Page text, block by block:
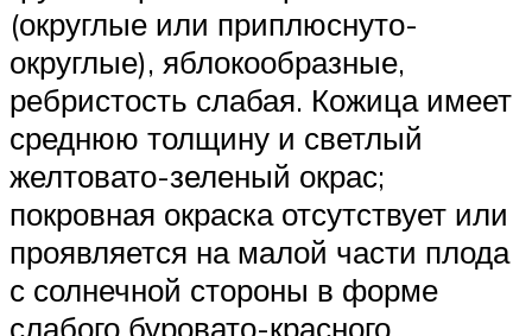
(округлые или приплюснуто-
округлые), яблокообразные,
ребристость слабая. Кожица имеет
среднюю толщину и светлый
желтовато-зеленый окрас;
покровная окраска отсутствует или
проявляется на малой части плода
с солнечной стороны в форме
слабого буровато-красного